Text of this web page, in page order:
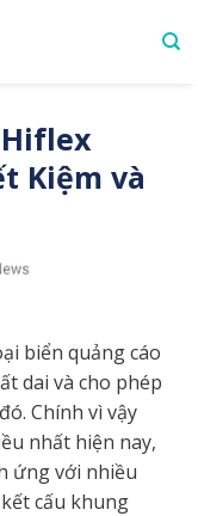
Kiệm và
biển quảng cáo
dai và cho phép
Chính vì vậy
nhất hiện nay,
ứng với nhiều
cấu khung